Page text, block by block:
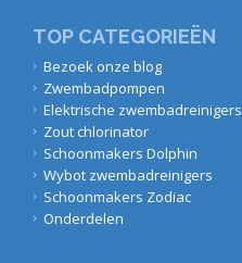
TOP CATEGORIEËN
Bezoek onze blog
Zwembadpompen
Elektrische zwembadreinigers
Zout chlorinator
Schoonmakers Dolphin
Wybot zwembadreinigers
Schoonmakers Zodiac
Onderdelen